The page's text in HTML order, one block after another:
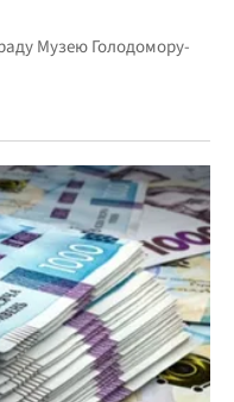
Музею Голодомору-